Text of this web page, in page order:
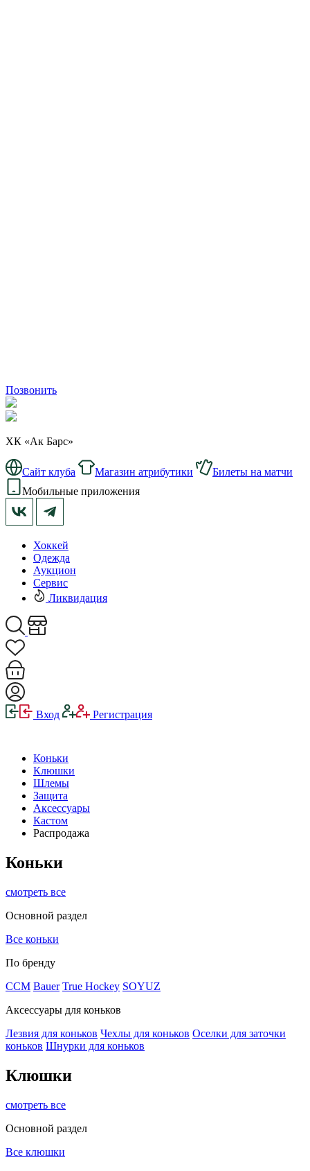
Позвонить
ХК «Ак Барс»
Сайт клуба Магазин атрибутики
Билеты на матчи
Мобильные приложения
Хоккей
Одежда
Аукцион
Сервис
Ликвидация
Вход Регистрация
Коньки
Клюшки
Шлемы
Защита
Аксессуары
Кастом
Распродажа
Коньки
смотреть все
Основной раздел
Все коньки
По бренду
ССМ Bauer True Hockey SOYUZ
Аксессуары для коньков
Лезвия для коньков Чехлы для коньков Оселки для заточки
коньков Шнурки для коньков
Клюшки
смотреть все
Основной раздел
Все клюшки